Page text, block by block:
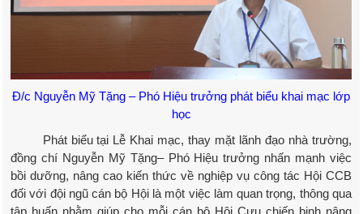
Đ/c Nguyễn Mỹ Tặng – Phó Hiệu trưởng phát biểu khai mạc lớp
học
Phát biểu tại Lễ Khai mạc, thay mặt lãnh đạo nhà trường,
đồng chí Nguyễn Mỹ Tặng– Phó Hiệu trưởng nhấn mạnh việc
bồi dưỡng, nâng cao kiến thức về nghiệp vụ công tác Hội CCB
đối với đội ngũ cán bộ Hội là một việc làm quan trọng, thông qua